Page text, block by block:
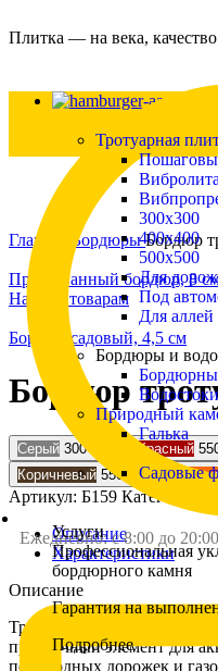
Плитка — на века,
Ежедневно: с 8:00 до 20:00
Тротуарная
300х300
400х400
500х500
Для
Под
Для аллей
Бордюры и
Природный
Галька
Садовые
Услуги
Профессиональная
бордюрного камня
Гарантия на
Подробнее
Увеличить
Главная
БордюрыБордюр
Прессованный бордюр, 8
Назад к товарам
Бордюр садовый, 4,5 см
Бордюр
Серый 300 Красный
Коричневый 550 шт.
Артикул: Б159 Категория:
Описание
Характеристики
Описание
Тротуарный бордюр
практичный элемент для
пешеходных дорожек и